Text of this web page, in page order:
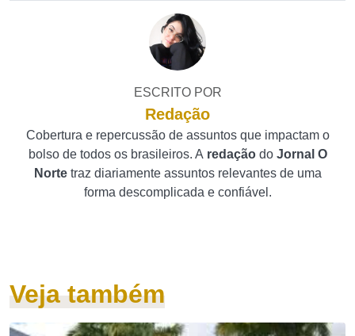
ESCRITO POR
Redação
Cobertura e repercussão de assuntos que impactam o
bolso de todos os brasileiros. A redação do Jornal O
Norte traz diariamente assuntos relevantes de uma
forma descomplicada e confiável.
Veja também